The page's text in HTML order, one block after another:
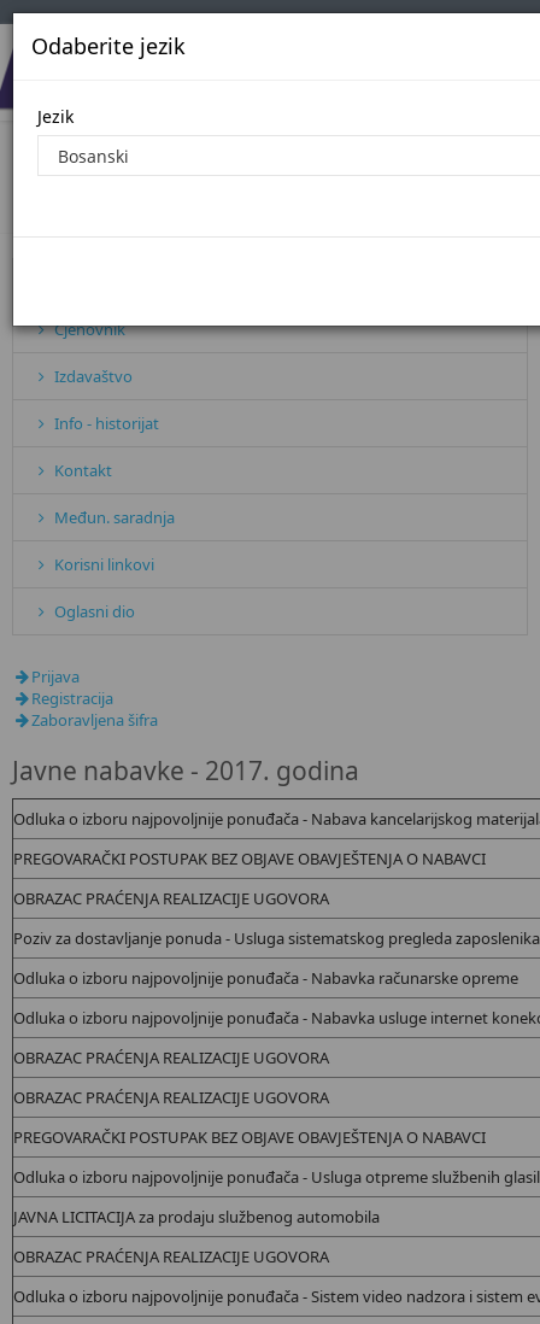
Odaberite jezik
Jezik
Javne nabavke - 2017. godina
Cjenovnik
Izdavaštvo
Info - historijat
Kontakt
Međun. saradnja
Korisni linkovi
Oglasni dio
Prijava
Registracija
Zaboravljena šifra
Javne nabavke - 2017. godina
Odluka o izboru najpovoljnije ponuđača - Nabava kancelarijskog
PREGOVARAČKI POSTUPAK BEZ OBJAVE OBAVJEŠTENJA O NABAVCI
OBRAZAC PRAĆENJA REALIZACIJE UGOVORA
Poziv za dostavljanje ponuda - Usluga sistematskog pregleda zaposlenika
Odluka o izboru najpovoljnije ponuđača - Nabavka računarske opreme
Odluka o izboru najpovoljnije ponuđača - Nabavka usluge internet
OBRAZAC PRAĆENJA REALIZACIJE UGOVORA
OBRAZAC PRAĆENJA REALIZACIJE UGOVORA
PREGOVARAČKI POSTUPAK BEZ OBJAVE OBAVJEŠTENJA O NABAVCI
Odluka o izboru najpovoljnije ponuđača - Usluga otpreme službenih
JAVNA LICITACIJA za prodaju službenog automobila
OBRAZAC PRAĆENJA REALIZACIJE UGOVORA
Odluka o izboru najpovoljnije ponuđača - Sistem video nadzora i sistem